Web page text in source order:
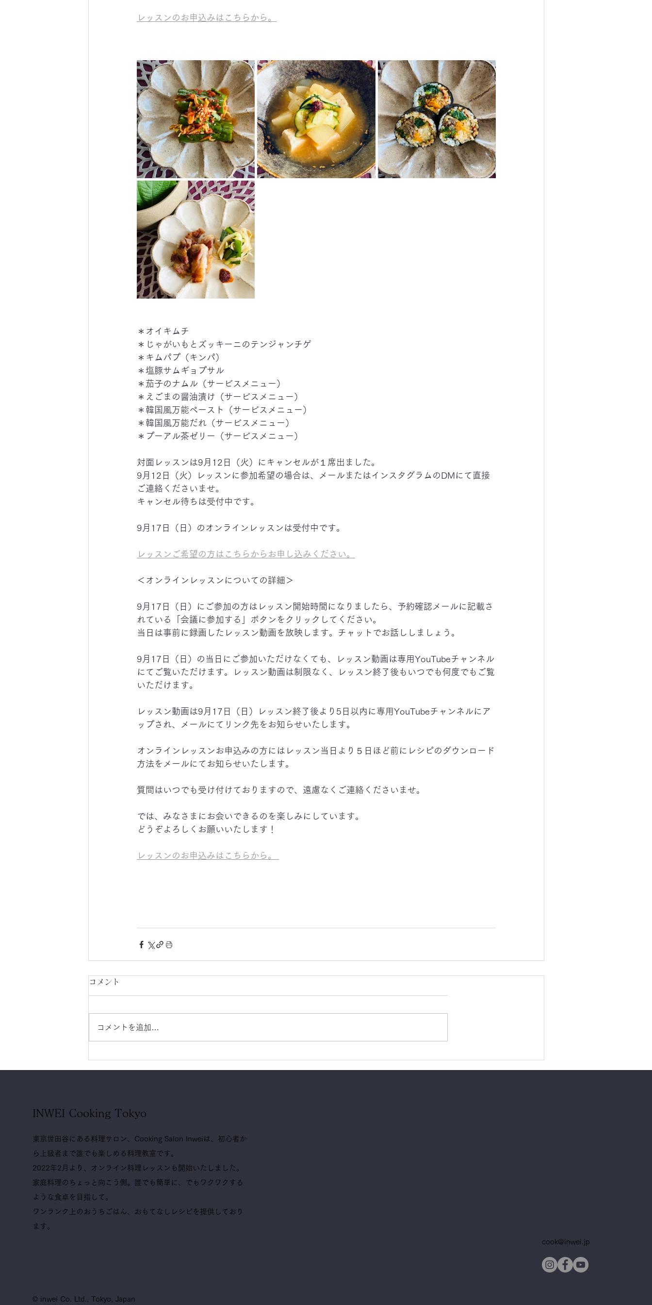
レッスンのお申込みはこちらから。
＊オイキムチ
＊じゃがいもとズッキーニのテンジャンチゲ
＊キムパプ（キンパ）
＊塩豚サムギョプサル
＊茄子のナムル（サービスメニュー）
＊えごまの醤油漬け（サービスメニュー）
＊韓国風万能ペースト（サービスメニュー）
＊韓国風万能だれ（サービスメニュー）
＊プーアル茶ゼリー（サービスメニュー）
対面レッスンは9月12日（火）にキャンセルが１席出ました。
9月12日（火）レッスンに参加希望の場合は、メールまたはインスタグラムのDMにて直接
ご連絡くださいませ。
キャンセル待ちは受付中です。
9月17日（日）のオンラインレッスンは受付中です。
レッスンご希望の方はこちらからお申し込みください。
＜オンラインレッスンについての詳細＞
9月17日（日）にご参加の方はレッスン開始時間になりましたら、予約確認メールに記載さ
れている「会議に参加する」ボタンをクリックしてください。
当日は事前に録画したレッスン動画を放映します。チャットでお話ししましょう。
9月17日（日）の当日にご参加いただけなくても、レッスン動画は専用YouTubeチャンネル
にてご覧いただけます。レッスン動画は制限なく、レッスン終了後もいつでも何度でもご覧
いただけます。
レッスン動画は9月17日（日）レッスン終了後より5日以内に専用YouTubeチャンネルにア
ップされ、メールにてリンク先をお知らせいたします。
オンラインレッスンお申込みの方にはレッスン当日より５日ほど前にレシピのダウンロード
方法をメールにてお知らせいたします。
質問はいつでも受け付けておりますので、遠慮なくご連絡くださいませ。
では、みなさまにお会いできるのを楽しみにしています。
どうぞよろしくお願いいたします！
レッスンのお申込みはこちらから。
コメント
コメントを追加…
INWEI Cooking Tokyo
東京世田谷にある料理サロン、Cooking Salon Inweiは、初心者か
ら上級者まで誰でも楽しめる料理教室です。
2022年2月より、オンライン料理レッスンも開始いたしました。
家庭料理のちょっと向こう側。誰でも簡単に、でもワクワクする
ような食卓を目指して。
ワンランク上のおうちごはん、おもてなしレシピを提供しており
ます。
cook@inwei.jp
© inwei Co. Ltd., Tokyo, Japan